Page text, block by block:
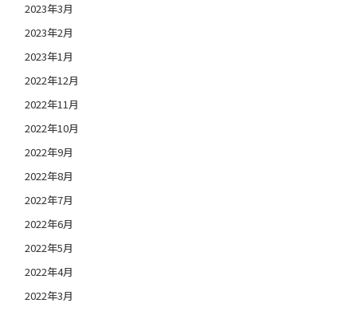
2023年3月
2023年2月
2023年1月
2022年12月
2022年11月
2022年10月
2022年9月
2022年8月
2022年7月
2022年6月
2022年5月
2022年4月
2022年3月